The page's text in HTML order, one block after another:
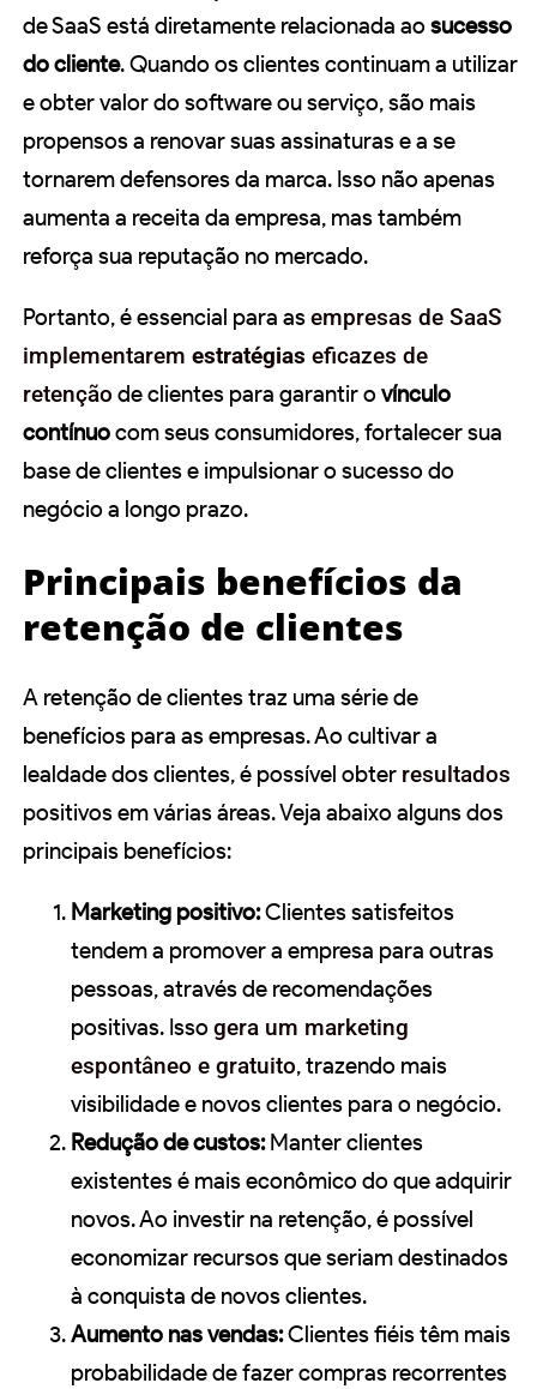
de SaaS está diretamente relacionada ao sucesso
do cliente. Quando os clientes continuam a utilizar
e obter valor do software ou serviço, são mais
propensos a renovar suas assinaturas e a se
tornarem defensores da marca. Isso não apenas
aumenta a receita da empresa, mas também
reforça sua reputação no mercado.
Portanto, é essencial para asempresas de SaaS
implementarem estratégias eficazes de
retenção de clientes para garantir o vínculo
contínuocom seus consumidores, fortalecer sua
base de clientes e impulsionar o sucesso do
negócio a longo prazo.
Principais benefícios da
retenção de clientes
A retenção de clientes traz uma série de
benefícios para as empresas. Ao cultivar a
lealdade dos clientes, é possível obter resultados
positivos em várias áreas. Veja abaixo alguns dos
principais benefícios:
Marketing positivo:Clientes satisfeitos
tendem a promover a empresa para outras
pessoas, através de recomendações
positivas. Isso gera um marketing
espontâneo e gratuito, trazendo mais
visibilidade e novos clientes para o negócio.
Redução de custos:Manter clientes
existentes é mais econômico do que adquirir
novos. Ao investir na retenção, é possível
economizar recursos que seriam destinados
à conquista de novos clientes.
Aumento nas vendas:Clientes fiéis têm mais
probabilidade de fazer compras recorrentes